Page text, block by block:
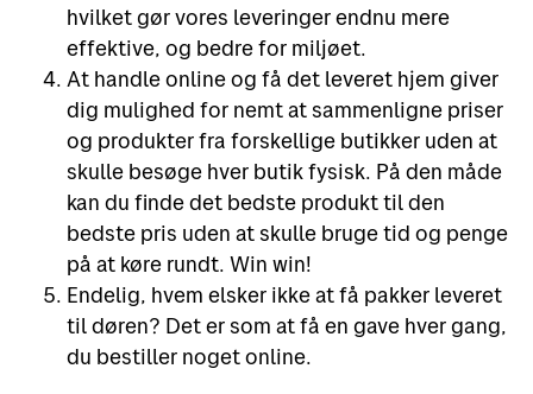
hvilket gør vores leveringer endnu mere
effektive, og bedre for miljøet.
At handle online og få det leveret hjem giver
dig mulighed for nemt at sammenligne priser
og produkter fra forskellige butikker uden at
skulle besøge hver butik fysisk. På den måde
kan du finde det bedste produkt til den
bedste pris uden at skulle bruge tid og penge
på at køre rundt. Win win!
Endelig, hvem elsker ikke at få pakker leveret
til døren? Det er som at få en gave hver gang,
du bestiller noget online.